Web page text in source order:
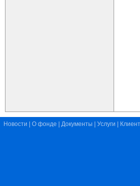
Новости О фонде Документы Услуги